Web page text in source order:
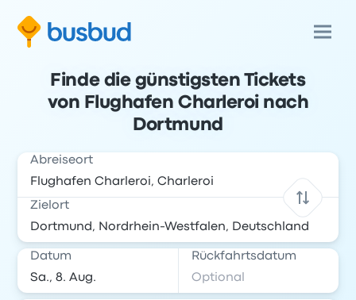
Finde die günstigsten Tickets
von Flughafen Charleroi nach
Dortmund
Abreiseort
Zielort
Datum Rückfahrtsdatum